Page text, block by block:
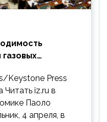
Keystone Press
iz.ru в
Паоло
4 апреля, в